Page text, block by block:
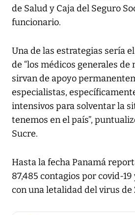
de Salud y Caja del Seguro
funcionario.
Una de las estrategias sería
de “los médicos generales de
sirvan de apoyo
especialistas,
intensivos para solventar la
tenemos en el país”,
Sucre.
Hasta la fecha Panamá
87,485 contagios por covid-
con una letalidad del virus de